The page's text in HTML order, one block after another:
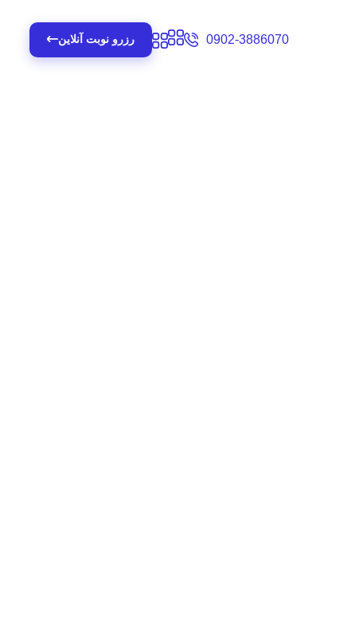
0902-3886070 رزرو نوبت آنلاین